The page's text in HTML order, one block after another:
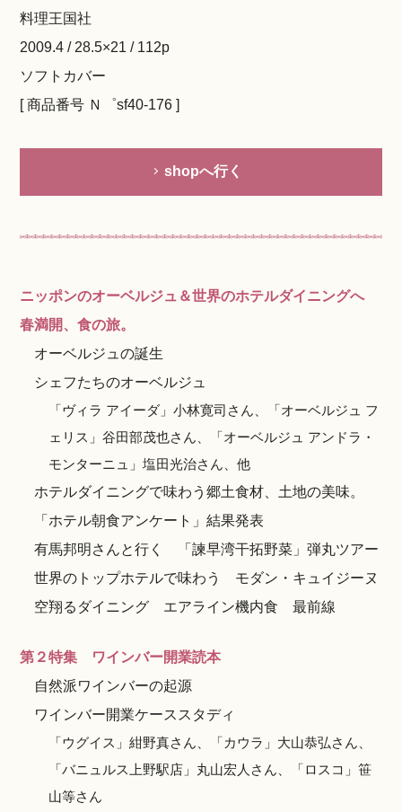
料理王国社
2009.4 / 28.5×21 / 112p
ソフトカバー
[ 商品番号 Ｎ゜sf40-176 ]
shopへ行く
ニッポンのオーベルジュ＆世界のホテルダイニングへ
春満開、食の旅。
オーベルジュの誕生
シェフたちのオーベルジュ
「ヴィラ アイーダ」小林寛司さん、「オーベルジュ フ
ェリス」谷田部茂也さん、「オーベルジュ アンドラ・
モンターニュ」塩田光治さん、他
ホテルダイニングで味わう郷土食材、土地の美味。
「ホテル朝食アンケート」結果発表
有馬邦明さんと行く 「諫早湾干拓野菜」弾丸ツアー
世界のトップホテルで味わう モダン・キュイジーヌ
空翔るダイニング エアライン機内食 最前線
第２特集 ワインバー開業読本
自然派ワインバーの起源
ワインバー開業ケーススタディ
「ウグイス」紺野真さん、「カウラ」大山恭弘さん、
「バニュルス上野駅店」丸山宏人さん、「ロスコ」笹
山等さん